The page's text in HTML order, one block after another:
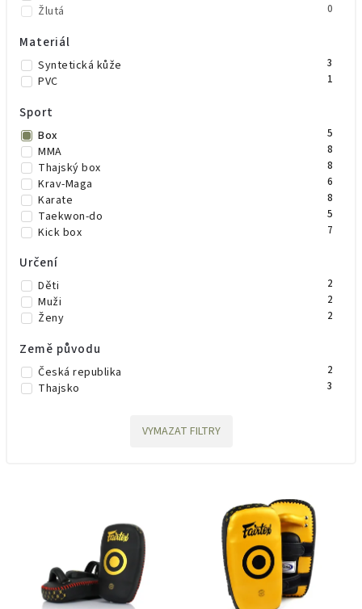
Žlutá 0
Materiál
Syntetická kůže 3
PVC 1
Sport
Box 5
MMA 8
Thajský box 8
Krav-Maga 6
Karate 8
Taekwon-do 5
Kick box 7
Určení
Děti 2
Muži 2
Ženy 2
Země původu
Česká republika 2
Thajsko 3
VYMAZAT FILTRY